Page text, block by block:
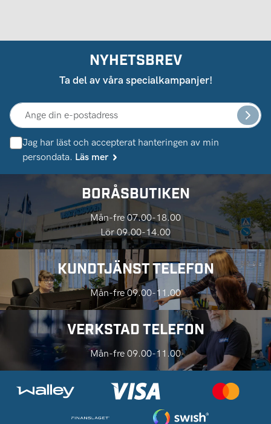
NYHETSBREV
Ta del av våra specialkampanjer!
Jag har läst och accepterat hanteringen av min
persondata. Läs mer
BORÅSBUTIKEN
Mån-fre 07.00-18.00
Lör 09.00-14.00
KUNDTJÄNST TELEFON
Mån-fre 09.00-11.00
VERKSTAD TELEFON
Mån-fre 09.00-11.00